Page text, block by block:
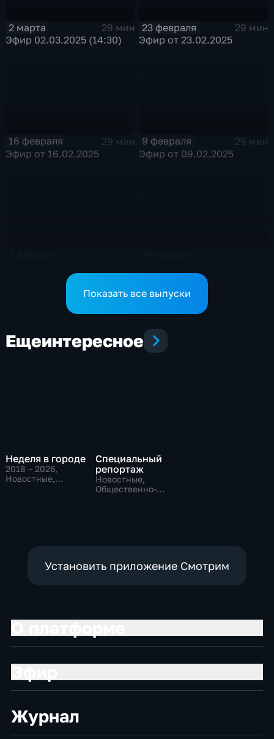
2 марта
29 мин
Эфир 02.03.2025 (14:30)
23 февраля
29 мин
Эфир от 23.02.2025
16 февраля
29 мин
Эфир от 16.02.2025
9 февраля
29 мин
Эфир от 09.02.2025
Показать все выпуски
Ещеинтересное
Неделя в городе
2018 – 2026,
Новостные,
Специальный
репортаж
Новостные,
Общественно-
Установить приложение Смотрим
Журнал